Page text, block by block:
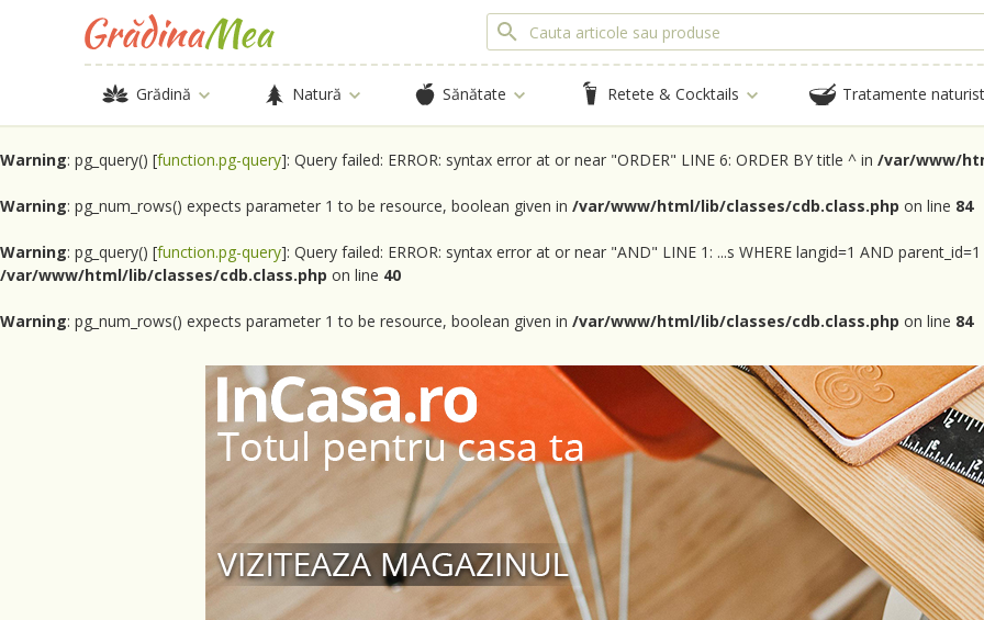
Warning: pg_query() [function.pg-query]: Query failed: ERROR: syntax error at or near "ORDER" LINE 6: ORDER BY title ^ in /var/www/
Warning: pg_num_rows() expects parameter 1 to be resource, boolean given in /var/www/html/lib/classes/cdb.class.php on line 84
Warning: pg_query() [function.pg-query]: Query failed: ERROR: syntax error at or near "AND" LINE 1: ...s WHERE langid=1 AND
/var/www/html/lib/classes/cdb.class.php on line 40
Warning: pg_num_rows() expects parameter 1 to be resource, boolean given in /var/www/html/lib/classes/cdb.class.php on line 84
Grădină Natură Sănătate Retete & Cocktails Tratamente